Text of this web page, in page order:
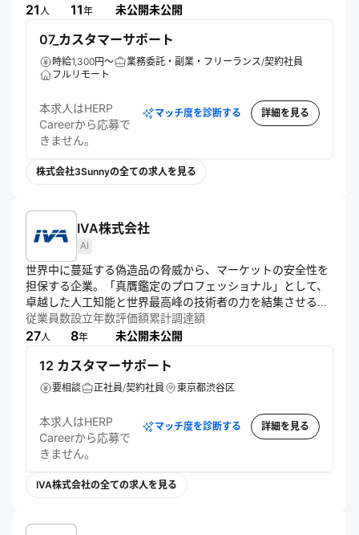
れる社会の実現を目指す。大手医療機関への導入実績を背景
21人 11年
未公開未公開
07_カスタマーサポート
時給1,300円～
業務委託・副業・フリーランス/契約社員
フルリモート
本求人はHERP
Careerから応募で
きません。
マッチ度を診断する 詳細を見る
株式会社3Sunnyの全ての求人を見る
IVA株式会社
AI
世界中に蔓延する偽造品の脅威から、マーケットの安全性を
担保する企業。「真贋鑑定のプロフェッショナル」として、
卓越した人工知能と世界最高峰の技術者の力を結集させるこ
とで、これからの消費者の購買プロセスに変化をもたらそう
としている。
従業員数
27人
設立年数
8年
評価額
未公開
累計調達額
未公開
12 カスタマーサポート
要相談 正社員/契約社員 東京都渋谷区
本求人はHERP
Careerから応募で
きません。
マッチ度を診断する 詳細を見る
IVA株式会社の全ての求人を見る